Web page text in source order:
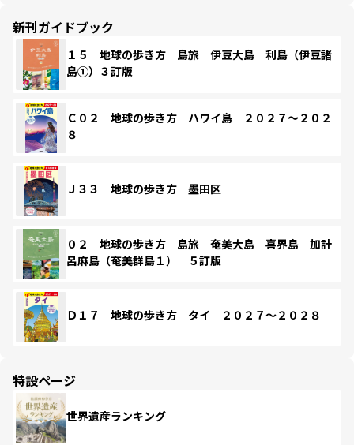
新刊ガイドブック
１５ 地球の歩き方 島旅 伊豆大島 利島（伊豆諸
島①）３訂版
Ｃ０２ 地球の歩き方 ハワイ島 ２０２７～２０２
８
Ｊ３３ 地球の歩き方 墨田区
０２ 地球の歩き方 島旅 奄美大島 喜界島 加計
呂麻島（奄美群島１） ５訂版
Ｄ１７ 地球の歩き方 タイ ２０２７～２０２８
特設ページ
世界遺産ランキング